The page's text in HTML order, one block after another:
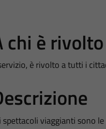
chi è rivolto
è rivolto a tutti i
spettacoli viaggianti sono